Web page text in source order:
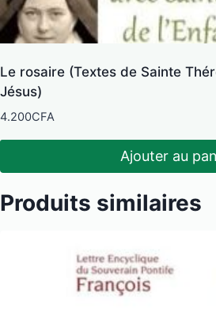
Le rosaire (Textes de Sainte
Jésus)
4.200CFA
Ajouter au
Produits similaires